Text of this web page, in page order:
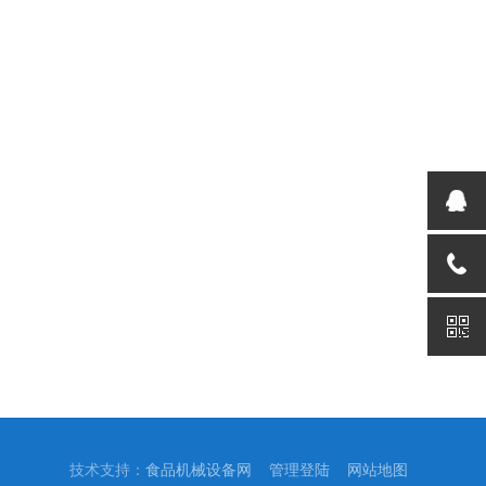
技术支持： 食品机械设备网 管理登陆 网站地图